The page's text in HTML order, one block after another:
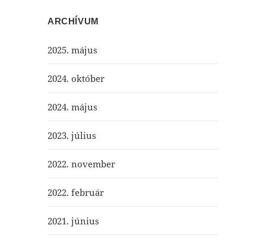
ARCHÍVUM
2025. május
2024. október
2024. május
2023. július
2022. november
2022. február
2021. június